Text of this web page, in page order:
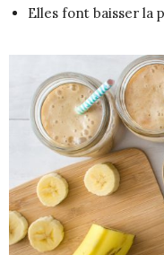
Elles font baisser la